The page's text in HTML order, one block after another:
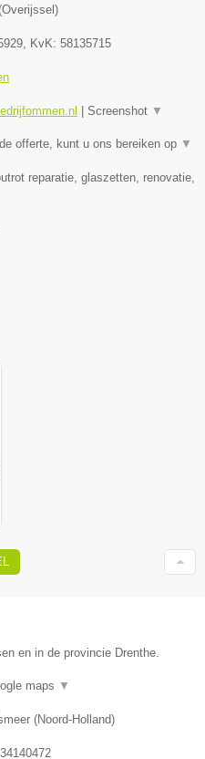
Overijssel )
, KvK: 58135715
Screenshot ▼
offerte, kunt u ons bereiken op ▼
reparatie, glaszetten, renovatie,
en in de provincie Drenthe.
maps ▼
(Noord-Holland)
34140472